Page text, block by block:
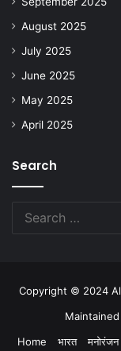
August 2025
July 2025
June 2025
May 2025
April 2025
Search
Copyright © 2024
Home
भारत मनोरंजन